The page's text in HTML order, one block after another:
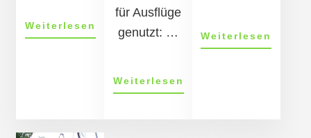
Weiterlesen
2015/2016
für Ausflüge
genutzt: …
Weiterlesen
2013
Weiterlesen
der